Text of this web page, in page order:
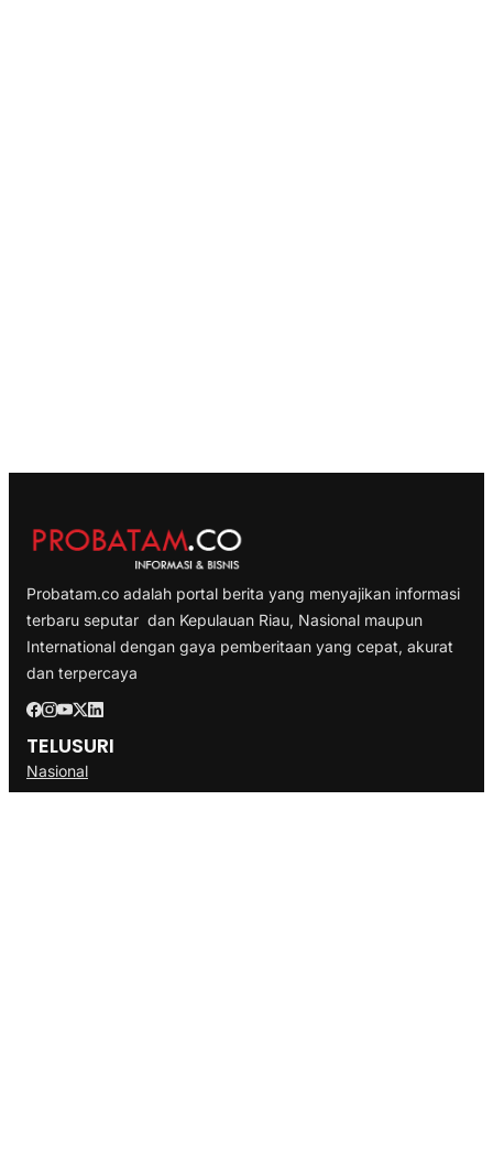
Probatam.co adalah portal berita yang menyajikan informasi
terbaru seputar dan Kepulauan Riau, Nasional maupun
International dengan gaya pemberitaan yang cepat, akurat
dan terpercaya
TELUSURI
Nasional